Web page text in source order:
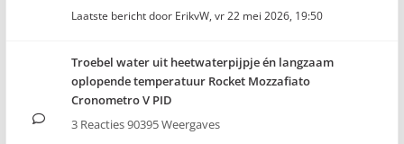
Laatste bericht door ErikvW, vr 22 mei 2026, 19:50
Troebel water uit heetwaterpijpje én langzaam
oplopende temperatuur Rocket Mozzafiato
Cronometro V PID
3 Reacties 90395 Weergaves